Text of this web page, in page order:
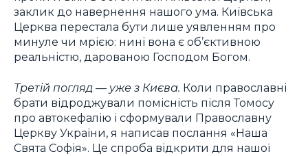
заклик до навернення нашого ума. Київська
Церква перестала бути лише уявленням про
минуле чи мрією: нині вона є об’єктивною
реальністю, дарованою Господом Богом.
Третій погляд — уже з Києва. Коли православні
брати відроджували помісність після Томосу
про автокефалію і сформували Православну
Церкву України, я написав послання «Наша
Свята Софія». Це спроба відкрити для нашої